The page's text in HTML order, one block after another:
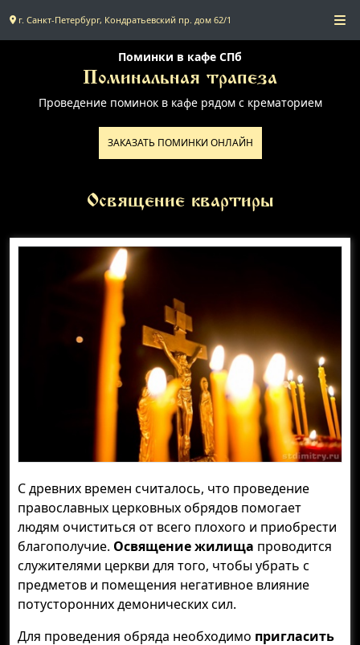
г. Санкт-Петербург, Кондратьевский пр. дом 62/1
Поминальное меню
Поминальные залы
Доставка
Контакты
Поминки в кафе СПб
Поминальная трапеза
Проведение поминок в кафе рядом с крематорием
ЗАКАЗАТЬ ПОМИНКИ ОНЛАЙН
Освящение квартиры
С древних времен считалось, что проведение
православных церковных обрядов помогает
людям очиститься от всего плохого и приобрести
благополучие. Освящение жилища проводится
служителями церкви для того, чтобы убрать с
предметов и помещения негативное влияние
потусторонних демонических сил.
Для проведения обряда необходимо пригласить